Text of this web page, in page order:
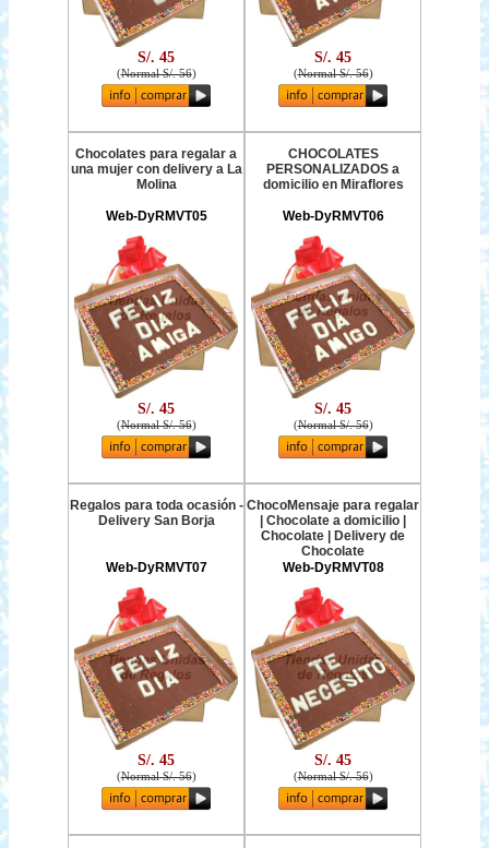
S/. 45
(Normal S/. 56)
S/. 45
(Normal S/. 56)
Chocolates para regalar a
una mujer con delivery a La
Molina
Web-DyRMVT05
S/. 45
(Normal S/. 56)
CHOCOLATES
PERSONALIZADOS a
domicilio en Miraflores
Web-DyRMVT06
S/. 45
(Normal S/. 56)
Regalos para toda ocasión -
Delivery San Borja
Web-DyRMVT07
S/. 45
(Normal S/. 56)
ChocoMensaje para regalar
| Chocolate a domicilio |
Chocolate | Delivery de
Chocolate
Web-DyRMVT08
S/. 45
(Normal S/. 56)